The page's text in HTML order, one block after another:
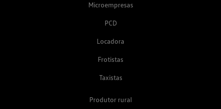
Microempresas
PCD
Locadora
Frotistas
Taxistas
Produtor rural